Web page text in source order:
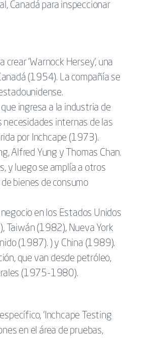
Canadá para inspeccionar
crear 'Warnock Hersey', una
(1954). La compañía se
ingresa a la industria de
internas de las
por Inchcape (1973).
Alfred Yung y Thomas Chan.
y luego se amplía a otros
bienes de consumo
en los Estados Unidos
Taiwán (1982), Nueva York
(1987). ) y China (1989).
que van desde petróleo,
(1975-1980).
'Inchcape Testing
en el área de pruebas,